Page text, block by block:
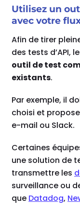
Utilisez un
avec votre
Afin de tirer
des tests d’API,
outil de test
existants.
Par exemple, il
choisi et
e-mail ou Slack.
Certaines
une solution de
transmettre les
surveillance ou
que Datadog,